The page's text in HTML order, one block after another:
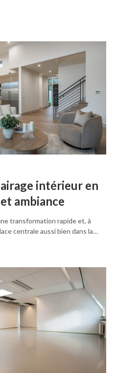
intérieur en
ambiance
transformation rapide et, à
centrale aussi bien dans la…